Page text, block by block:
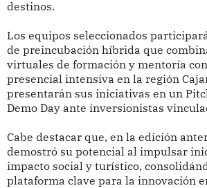
destinos.
Los equipos seleccionados
de preincubación híbrida que
virtuales de formación y mentoría
presencial intensiva en la región
presentarán sus iniciativas en un
Demo Day ante inversionistas
Cabe destacar que, en la edición
demostró su potencial al impulsar
impacto social y turístico,
plataforma clave para la innovación